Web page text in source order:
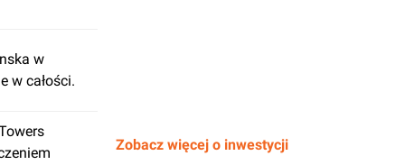
w
w całości.
Zobacz więcej o inwestycji